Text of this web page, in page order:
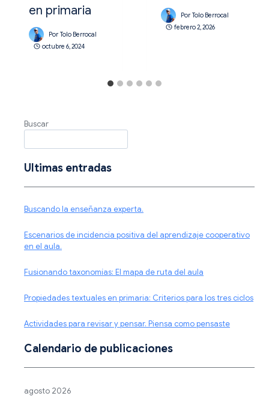
en primaria
Por Tolo Berrocal
octubre 6, 2024
Por Tolo Berrocal
febrero 2, 2026
Buscar
Ultimas entradas
Buscando la enseñanza experta.
Escenarios de incidencia positiva del aprendizaje cooperativo
en el aula.
Fusionando taxonomías: El mapa de ruta del aula
Propiedades textuales en primaria: Criterios para los tres ciclos
Actividades para revisar y pensar. Piensa como pensaste
Calendario de publicaciones
agosto 2026